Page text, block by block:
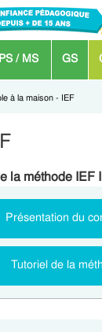
PS / MS GS
à la maison - IEF
la méthode
Présentation du
Tutoriel de la